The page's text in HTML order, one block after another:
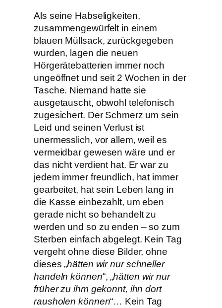
Als seine Habseligkeiten,
zusammengewürfelt in einem
blauen Müllsack, zurückgegeben
wurden, lagen die neuen
Hörgerätebatterien immer noch
ungeöffnet und seit 2 Wochen in der
Tasche. Niemand hatte sie
ausgetauscht, obwohl telefonisch
zugesichert. Der Schmerz um sein
Leid und seinen Verlust ist
unermesslich, vor allem, weil es
vermeidbar gewesen wäre und er
das nicht verdient hat. Er war zu
jedem immer freundlich, hat immer
gearbeitet, hat sein Leben lang in
die Kasse einbezahlt, um eben
gerade nicht so behandelt zu
werden und so zu enden – so zum
Sterben einfach abgelegt. Kein Tag
vergeht ohne diese Bilder, ohne
dieses „hätten wir nur schneller
handeln können“, „hätten wir nur
früher zu ihm gekonnt, ihn dort
rausholen können“… Kein Tag